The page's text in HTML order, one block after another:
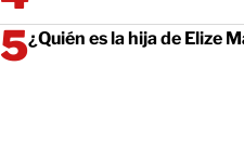
¿Quién es la hija de Elize